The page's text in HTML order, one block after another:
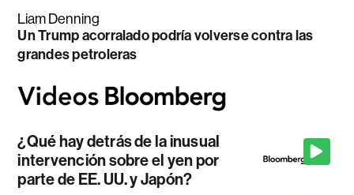
Liam Denning
Un Trump acorralado podría volverse contra las
grandes petroleras
¿Qué hay detrás de la inusual
intervención sobre el yen por
parte de EE. UU. y Japón?